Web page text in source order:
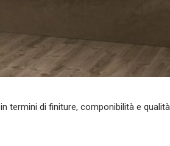
termini di finiture, componibilità e qualità.